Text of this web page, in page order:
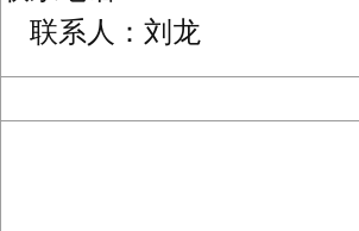
联系人：刘龙